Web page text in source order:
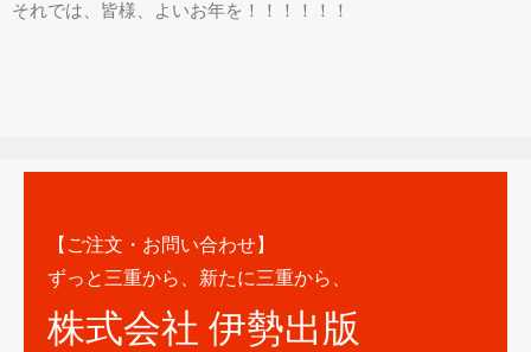
それでは、皆様、よいお年を！！！！！！
【ご注文・お問い合わせ】
ずっと三重から、新たに三重から、
株式会社 伊勢出版